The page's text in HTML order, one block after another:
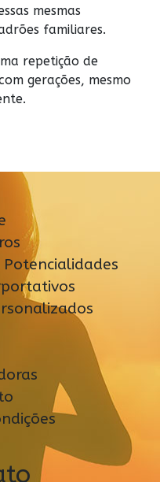
mesmas
familiares.
repetição de
gerações, mesmo